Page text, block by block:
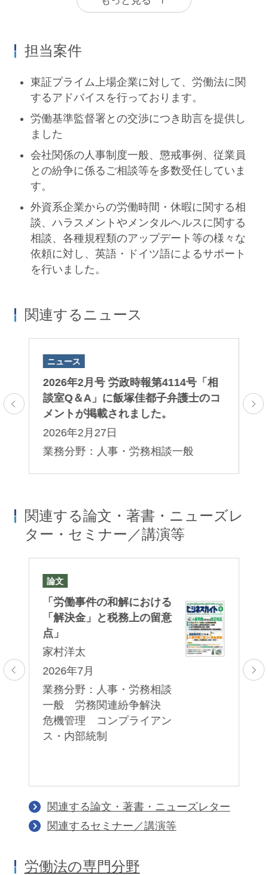
申し立てがなされた場合、適切な対応をなさなか
大なコストの負担を負うばかりでなく、企業の信
ィユーワ法律事務所では、セクハラ、パワハラ事
き、未然に紛争を防止すべく適切な助言を提供し
通報窓口で受理された社員の違
法行為に関する助言
社員の違法行為の疑惑に関する通報に対して、企
業は、初動対応、調査、判定、被害者である社員
ん。シティユーワ法律事務所では、これらの一連
の対応について的確かつ迅速に助言を提供しま
人員削減・解雇を含む労働契約
の終了に関する助言
シティユーワ法律事務所では、企業が、社会情
勢、経営状況により、その維持存続のため、人員
計画の策定、その実行手続きに関し経験に基づい
た実践的な助言を提供します。また、企業が、問
ればならない場面にも、当該労働者に対する退職
勧奨、退職パッケージの提示、それに基づく離職
合意書の作成等、円満な労働契約の終了に向けた
実践的なサポートを行います。最終的に解雇に至
る場合においては、法令に従った解雇手続につ
き、適切な助言を提供します。
懲戒事案に関する助言
シティユーワ法律事務所では、企業における懲戒
性の判断、適切かつ相当な処分および適正な手続
に関し、適切な助言を提供し、企業内におけるコ
ンプライアンスの遵守をサポートします。
有期労働契約・労働者派遣契約
東澤紀子
Noriko Higashizawa
パートナー
Yukihiro Fujimoto
パートナー
政木道夫
Michio Masaki
パートナー
片山典之
栗林康幸
Yasuyuki Kuribayashi
パートナー 二重橋オフィス
磯部健介
Kensuke Isobe
飯塚佳都子
担当案件
東証プライム上場企業に対して、労働法に関
するアドバイスを行っております。
労働基準監督署との交渉につき助言を提供し
ました
会社関係の人事制度一般、懲戒事例、従業員
との紛争に係るご相談等を多数受任していま
す。
外資系企業からの労働時間・休暇に関する相
談、ハラスメントやメンタルヘルスに関する
相談、各種規程類のアップデート等の様々な
依頼に対し、英語・ドイツ語によるサポート
を行いました。
関連するニュース
ニュース
2026年2月号 労政時報第4114号「相
談室Q＆A」に飯塚佳都子弁護士のコ
メントが掲載されました。
2026年2月27日
業務分野：人事・労務相談一般
メ
関連する論文・著書・ニューズレ
ター・セミナー／講演等
論文
「労働事件の和解における
「解決金」と税務上の留意
点」
家村洋太
2026年7月
業務分野：人事・労務相談
一般 労務関連紛争解決
危機管理 コンプライアン
ス・内部統制
関連する論文・著書・ニューズレター
関連するセミナー／講演等
労働法の専門分野